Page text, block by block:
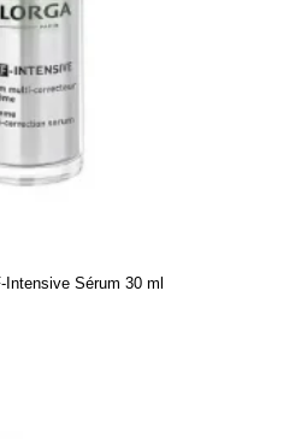
Intensive Sérum 30 ml